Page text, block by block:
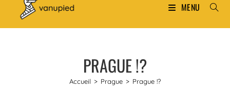
MENU
PRAGUE !?
Accueil > Prague > Prague !?